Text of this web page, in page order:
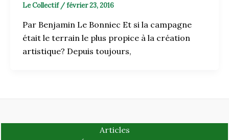
Le Collectif /février 23, 2016
Par Benjamin Le Bonniec Et si la campagne
était le terrain le plus propice à la création
artistique? Depuis toujours,
Articles